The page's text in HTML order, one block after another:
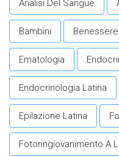
Analisi Del Sangue
Bambini Benessere
Ematologia
Endocrinologia Latina
Epilazione Latina
Fotoringiovanimento A